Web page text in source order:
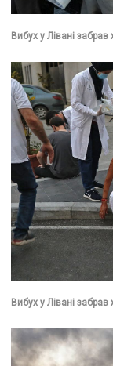
Вибух у Лівані забрав
Вибух у Лівані забрав